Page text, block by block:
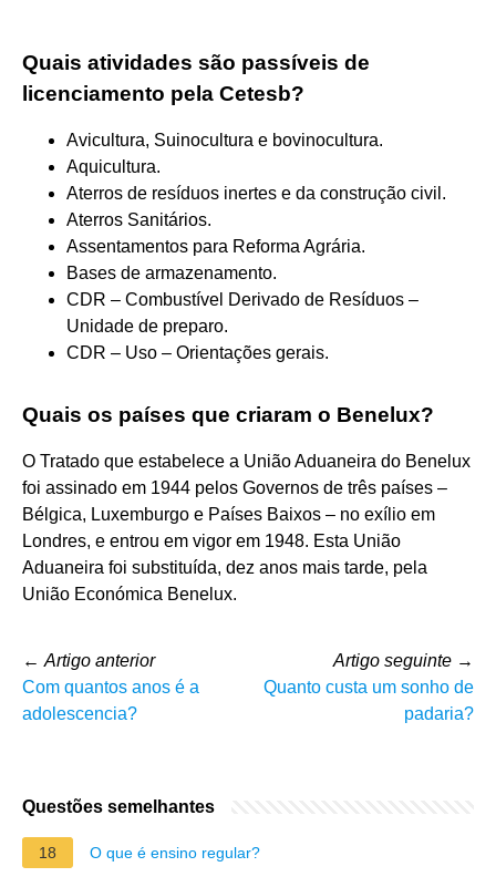
Quais atividades são passíveis de
licenciamento pela Cetesb?
Avicultura, Suinocultura e bovinocultura.
Aquicultura.
Aterros de resíduos inertes e da construção civil.
Aterros Sanitários.
Assentamentos para Reforma Agrária.
Bases de armazenamento.
CDR – Combustível Derivado de Resíduos –
Unidade de preparo.
CDR – Uso – Orientações gerais.
Quais os países que criaram o Benelux?
O Tratado que estabelece a União Aduaneira do Benelux
foi assinado em 1944 pelos Governos de três países –
Bélgica, Luxemburgo e Países Baixos – no exílio em
Londres, e entrou em vigor em 1948. Esta União
Aduaneira foi substituída, dez anos mais tarde, pela
União Económica Benelux.
← Artigo anterior
Com quantos anos é a
adolescencia?
Artigo seguinte →
Quanto custa um sonho de
padaria?
Questões semelhantes
18 O que é ensino regular?